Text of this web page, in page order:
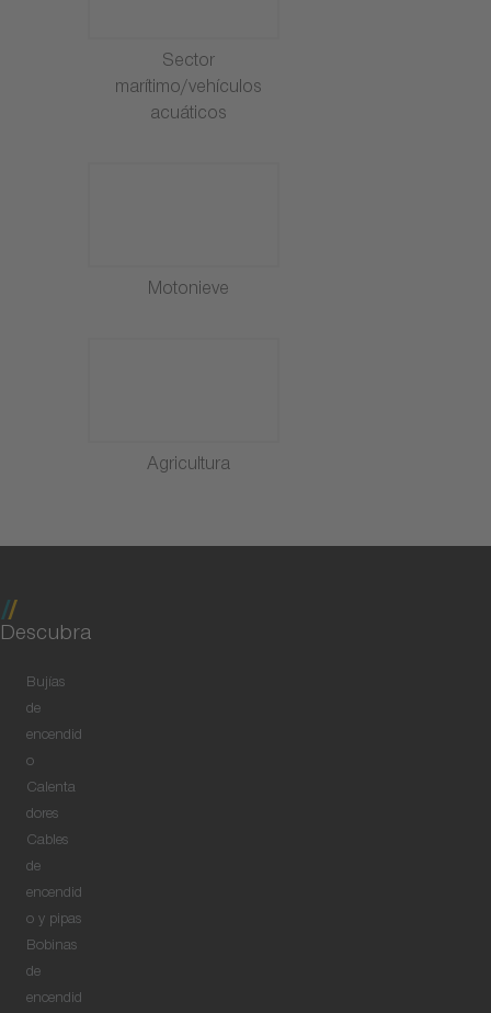
Sector
marítimo/vehículos
acuáticos
Motonieve
Agricultura
Descubra
Bujías
de
encendid
o
Calenta
dores
Cables
de
encendid
o y pipas
Bobinas
de
encendid